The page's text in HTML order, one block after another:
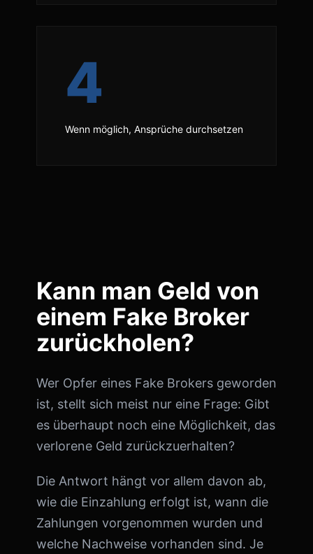
4
Wenn möglich, Ansprüche durchsetzen
Kann man Geld von
einem Fake Broker
zurückholen?
Wer Opfer eines Fake Brokers geworden
ist, stellt sich meist nur eine Frage: Gibt
es überhaupt noch eine Möglichkeit, das
verlorene Geld zurückzuerhalten?
Die Antwort hängt vor allem davon ab,
wie die Einzahlung erfolgt ist, wann die
Zahlungen vorgenommen wurden und
welche Nachweise vorhanden sind. Je